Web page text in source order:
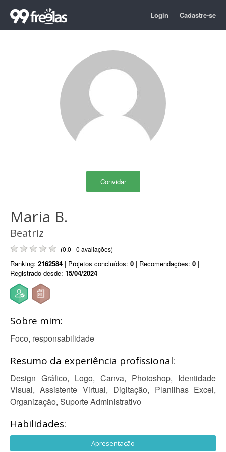
Login Cadastre-se
Convidar
Maria B.
Beatriz
(0.0 - 0 avaliações)
Ranking: 2162584 | Projetos concluídos: 0 | Recomendações: 0 |
Registrado desde: 15/04/2024
Sobre mim:
Foco, responsabilidade
Resumo da experiência profissional:
Design Gráfico, Logo, Canva, Photoshop, Identidade
Visual, Assistente Virtual, Digitação, Planilhas Excel,
Organização, Suporte Administrativo
Habilidades:
Apresentação